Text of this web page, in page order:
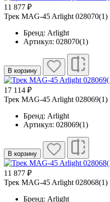
11 877 ₽
Трек MAG-45 Arlight 028070(1)
Бренд: Arlight
Артикул: 028070(1)
В корзину
17 114 ₽
Трек MAG-45 Arlight 028069(1)
Бренд: Arlight
Артикул: 028069(1)
В корзину
11 877 ₽
Трек MAG-45 Arlight 028068(1)
Бренд: Arlight